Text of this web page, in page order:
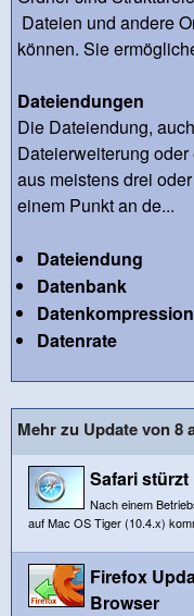
Dateien und andere
können. Sie
Dateiendungen
Die Dateiendung,
Dateierweiterung
aus meistens drei
einem Punkt an de...
Dateiendung
Datenbank
Datenkompression
Datenrate
Mehr zu Update von 8
Safari
Nach einem
auf Mac OS Tiger (10.4.x)
Firefox
Browser